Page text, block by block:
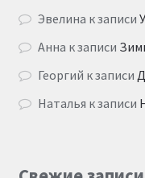
Эвелина к записи
Анна к записи
Георгий к записи
Наталья к записи